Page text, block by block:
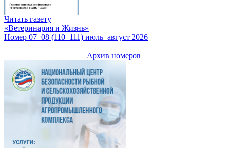
Читать газету
«Ветеринария и Жизнь»
Номер 07–08 (110–111) июль–август 2026
Архив номеров